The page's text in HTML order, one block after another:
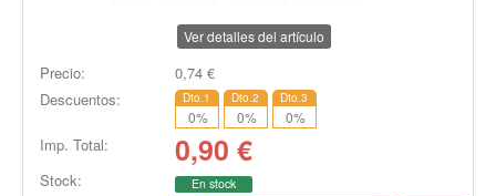
Ver detalles del artículo
Precio: 0,74€
Descuentos:
Dto.1
0%
Dto.2
0%
Dto.3
0%
Imp. Total: 0,90 €
Stock: En stock